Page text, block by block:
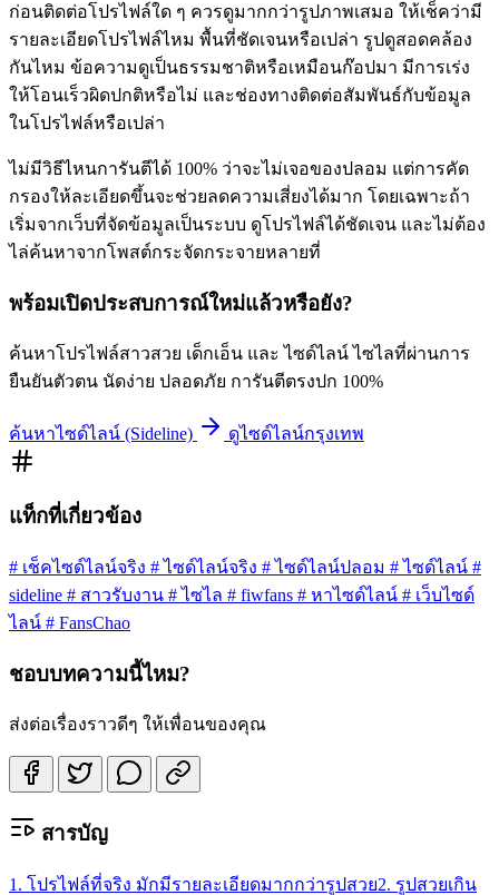
ก่อนติดต่อโปรไฟล์ใด ๆ ควรดูมากกว่ารูปภาพเสมอ ให้เช็คว่ามี
รายละเอียดโปรไฟล์ไหม พื้นที่ชัดเจนหรือเปล่า รูปดูสอดคล้อง
กันไหม ข้อความดูเป็นธรรมชาติหรือเหมือนก๊อปมา มีการเร่ง
ให้โอนเร็วผิดปกติหรือไม่ และช่องทางติดต่อสัมพันธ์กับข้อมูล
ในโปรไฟล์หรือเปล่า
ไม่มีวิธีไหนการันตีได้ 100% ว่าจะไม่เจอของปลอม แต่การคัด
กรองให้ละเอียดขึ้นจะช่วยลดความเสี่ยงได้มาก โดยเฉพาะถ้า
เริ่มจากเว็บที่จัดข้อมูลเป็นระบบ ดูโปรไฟล์ได้ชัดเจน และไม่ต้อง
ไล่ค้นหาจากโพสต์กระจัดกระจายหลายที่
พร้อมเปิดประสบการณ์ใหม่แล้วหรือยัง?
ค้นหาโปรไฟล์สาวสวย เด็กเอ็น และ ไซด์ไลน์ ไซไลที่ผ่านการ
ยืนยันตัวตน นัดง่าย ปลอดภัย การันตีตรงปก 100%
ค้นหาไซด์ไลน์ (Sideline) ดูไซด์ไลน์กรุงเทพ
แท็กที่เกี่ยวข้อง
# เช็คไซด์ไลน์จริง #ไซด์ไลน์จริง #ไซด์ไลน์ปลอม #ไซด์ไลน์ #
sideline # สาวรับงาน #ไซไล # fiwfans # หาไซด์ไลน์ # เว็บไซด์
ไลน์ # FansChao
ชอบบทความนี้ไหม?
ส่งต่อเรื่องราวดีๆ ให้เพื่อนของคุณ
สารบัญ
1. โปรไฟล์ที่จริง มักมีรายละเอียดมากกว่ารูปสวย2. รูปสวยเกิน